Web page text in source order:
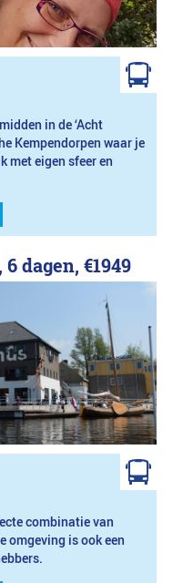
in de ‘Acht
Kempendorpen waar je
met eigen sfeer en
dagen, €1949
combinatie van
omgeving is ook een